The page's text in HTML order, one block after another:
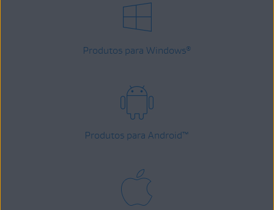
Produtos para Windows®
Produtos para Android™